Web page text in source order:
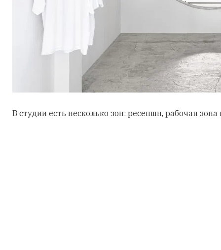
В студии есть несколько зон: ресепшн, рабочая